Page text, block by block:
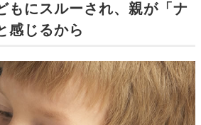
もにスルーされ、親が「ナ
感じるから